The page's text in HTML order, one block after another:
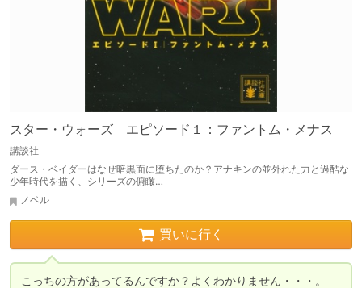
スター・ウォーズ エピソード１：ファントム・メナス
講談社
ダース・ベイダーはなぜ暗黒面に堕ちたのか？アナキンの並外れた力と過酷な
少年時代を描く、シリーズの俯瞰…
ノベル
買いに行く
こっちの方があってるんですか？よくわかりません・・・。